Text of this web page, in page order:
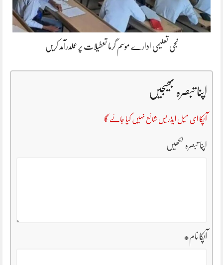
نجی تعلیمی ادارے موسم گرما تعطیلات پر عملدرآمد کریں
اپنا تبصرہ بھیجیں
آپکا ای میل ایڈریس شائع نہیں کیا جائے گا
اپنا تبصرہ لکھیں
آپکا نام*